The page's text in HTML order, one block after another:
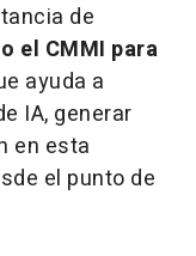
de
el CMMI para
ayuda a
IA, generar
en esta
el punto de